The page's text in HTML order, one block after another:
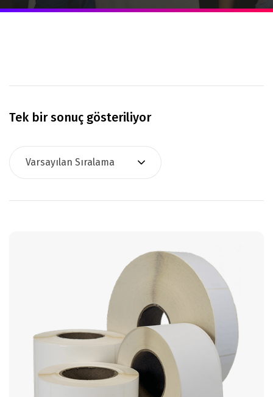
Tek bir sonuç gösteriliyor
Varsayılan Sıralama